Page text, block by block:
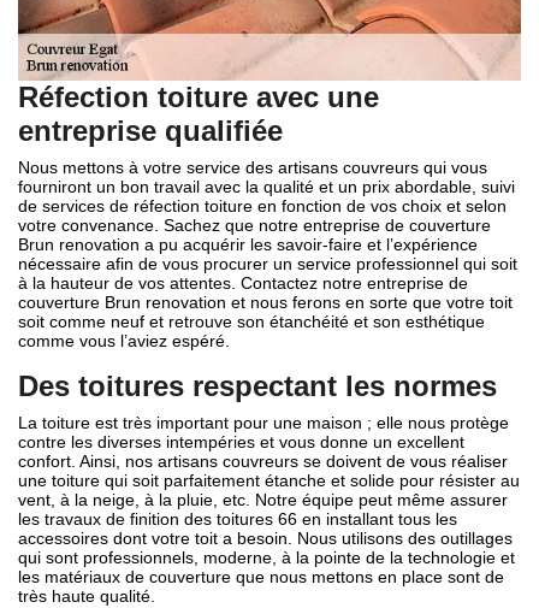
Réfection toiture avec une
entreprise qualifiée
Nous mettons à votre service des artisans couvreurs qui vous
fourniront un bon travail avec la qualité et un prix abordable, suivi
de services de réfection toiture en fonction de vos choix et selon
votre convenance. Sachez que notre entreprise de couverture
Brun renovation a pu acquérir les savoir-faire et l’expérience
nécessaire afin de vous procurer un service professionnel qui soit
à la hauteur de vos attentes. Contactez notre entreprise de
couverture Brun renovation et nous ferons en sorte que votre toit
soit comme neuf et retrouve son étanchéité et son esthétique
comme vous l’aviez espéré.
Des toitures respectant les normes
La toiture est très important pour une maison ; elle nous protège
contre les diverses intempéries et vous donne un excellent
confort. Ainsi, nos artisans couvreurs se doivent de vous réaliser
une toiture qui soit parfaitement étanche et solide pour résister au
vent, à la neige, à la pluie, etc. Notre équipe peut même assurer
les travaux de finition des toitures 66 en installant tous les
accessoires dont votre toit a besoin. Nous utilisons des outillages
qui sont professionnels, moderne, à la pointe de la technologie et
les matériaux de couverture que nous mettons en place sont de
très haute qualité.